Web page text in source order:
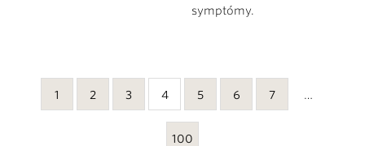
symptómy.
1 2 3 4 5 6 7 …
100